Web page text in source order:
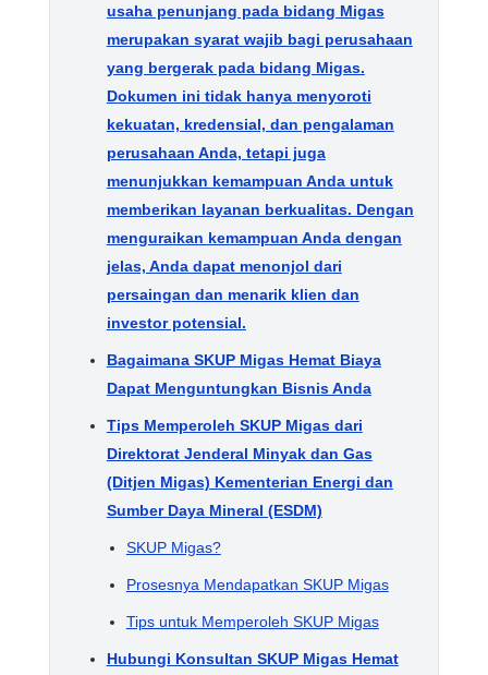
usaha penunjang pada bidang Migas
merupakan syarat wajib bagi perusahaan
yang bergerak pada bidang Migas.
Dokumen ini tidak hanya menyoroti
kekuatan, kredensial, dan pengalaman
perusahaan Anda, tetapi juga
menunjukkan kemampuan Anda untuk
memberikan layanan berkualitas. Dengan
menguraikan kemampuan Anda dengan
jelas, Anda dapat menonjol dari
persaingan dan menarik klien dan
investor potensial.
Bagaimana SKUP Migas Hemat Biaya
Dapat Menguntungkan Bisnis Anda
Tips Memperoleh SKUP Migas dari
Direktorat Jenderal Minyak dan Gas
(Ditjen Migas) Kementerian Energi dan
Sumber Daya Mineral (ESDM)
SKUP Migas?
Prosesnya Mendapatkan SKUP Migas
Tips untuk Memperoleh SKUP Migas
Hubungi Konsultan SKUP Migas Hemat